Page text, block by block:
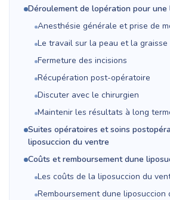
Déroulement de lopération pour
Anesthésie générale et prise de
Le travail sur la peau et la graisse
Fermeture des incisions
Récupération post-opératoire
Discuter avec le chirurgien
Maintenir les résultats à long
Suites opératoires et soins
liposuccion du ventre
Coûts et remboursement dune
Les coûts de la liposuccion du
Remboursement dune liposuccion